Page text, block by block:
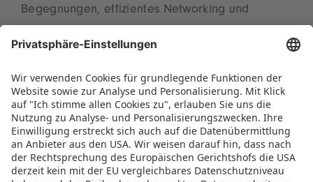
Begegnungen, effizientes Networking und
Ortswechsel geben wir der Veranstaltung neue
Impulse und unterstreichen ihr dynamisches
Format“, erklärt Christian Ulrich, Geschäftsführer
der BRANDmate GmbH und Vorstandssprecher
der Spielwarenmesse eG.